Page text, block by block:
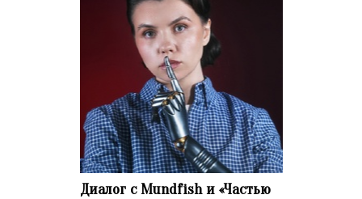
Диалог с Mundfish и «Частью